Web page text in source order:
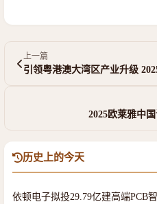
上一篇
引领粤港澳大湾区产业升级
2025欧莱雅中
历史上的今天
依顿电子拟投29.79亿建高端PCB